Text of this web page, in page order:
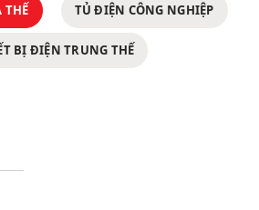
THẾ TỦ ĐIỆN CÔNG NGHIỆP
BỊ ĐIỆN TRUNG THẾ